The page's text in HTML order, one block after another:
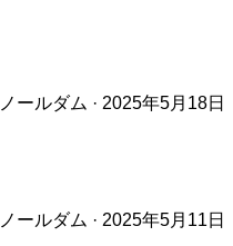
ールダム · 2025年5月18日
ールダム · 2025年5月11日